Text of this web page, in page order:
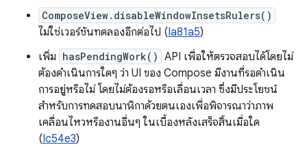
ComposeView.disableWindowInsetsRulers()
ไม่ใช่เวอร์ชันทดลองอีกต่อไป (Ia81a5)
เพิ่ม hasPendingWork() API เพื่อให้ตรวจสอบได้โดยไม่
ต้องดำเนินการใดๆ ว่า UI ของ Compose มีงานที่รอดำเนิน
การอยู่หรือไม่ โดยไม่ต้องรอหรือเลื่อนเวลา ซึ่งมีประโยชน์
สำหรับการทดสอบนาฬิกาด้วยตนเองเพื่อพิจารณาว่าภาพ
เคลื่อนไหวหรืองานอื่นๆ ในเบื้องหลังเสร็จสิ้นเมื่อใด
(Ic54e3)